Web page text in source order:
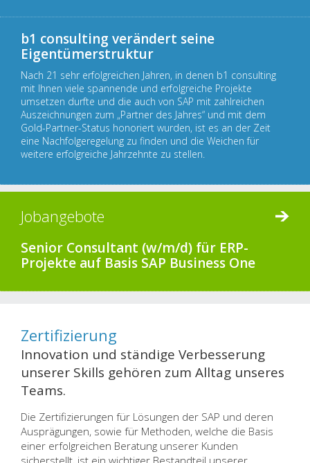
b1 consulting verändert seine
Eigentümerstruktur
Nach 21 sehr erfolgreichen Jahren, in denen b1 consulting
mit Ihnen viele spannende und erfolgreiche Projekte
umsetzen durfte und die auch von SAP mit zahlreichen
Auszeichnungen zum „Partner des Jahres“ und mit dem
Gold-Partner-Status honoriert wurden, ist es an der Zeit
eine Nachfolgeregelung zu finden und die Weichen für
weitere erfolgreiche Jahrzehnte zu stellen.
Jobangebote
Senior Consultant (w/m/d) für ERP-
Projekte auf Basis SAP Business One
Zertifizierung
Innovation und ständige Verbesserung
unserer Skills gehören zum Alltag unseres
Teams.
Die Zertifizierungen für Lösungen der SAP und deren
Ausprägungen, sowie für Methoden, welche die Basis
einer erfolgreichen Beratung unserer Kunden
sicherstellt, ist ein wichtiger Bestandteil unserer